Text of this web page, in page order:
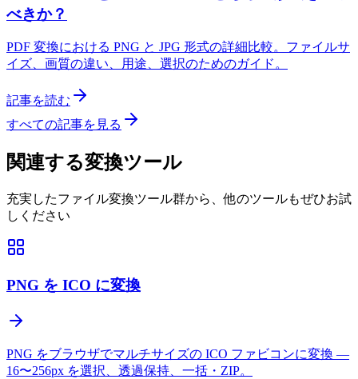
べきか？
PDF 変換における PNG と JPG 形式の詳細比較。ファイルサ
イズ、画質の違い、用途、選択のためのガイド。
記事を読む
すべての記事を見る
関連する変換ツール
充実したファイル変換ツール群から、他のツールもぜひお試
しください
PNG を ICO に変換
PNG をブラウザでマルチサイズの ICO ファビコンに変換 —
16〜256px を選択、透過保持、一括・ZIP。